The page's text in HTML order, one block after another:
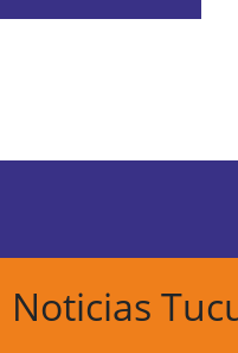
Noticias